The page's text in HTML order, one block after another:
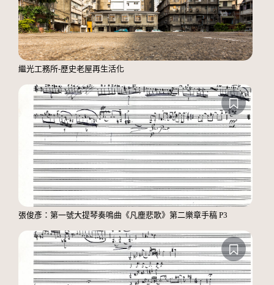
繼光工務所-歷史老屋再生活化
張俊彥：第一號大提琴奏鳴曲《凡塵悲歌》第二樂章手稿 P3